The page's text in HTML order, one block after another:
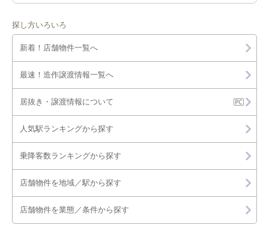
探し方いろいろ
新着！店舗物件一覧へ
最速！造作譲渡情報一覧へ
居抜き・譲渡情報について
人気駅ランキングから探す
乗降客数ランキングから探す
店舗物件を地域／駅から探す
店舗物件を業態／条件から探す